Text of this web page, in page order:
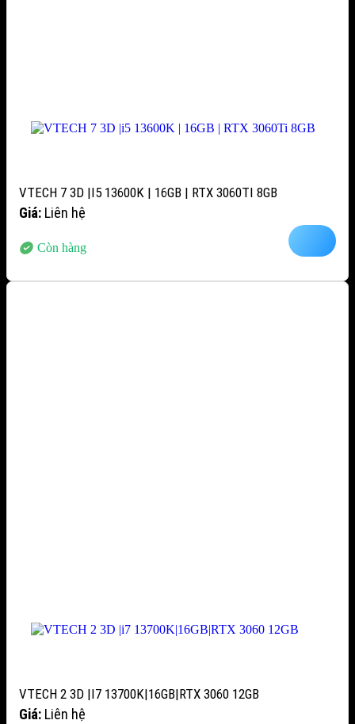
VTECH 7 3D |I5 13600K | 16GB | RTX 3060TI 8GB
Giá: Liên hệ
Còn hàng
VTECH 2 3D |I7 13700K|16GB|RTX 3060 12GB
Giá: Liên hệ